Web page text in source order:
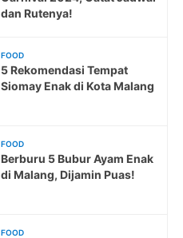
dan Rutenya!
FOOD
5 Rekomendasi Tempat
Siomay Enak di Kota Malang
FOOD
Berburu 5 Bubur Ayam Enak
di Malang, Dijamin Puas!
FOOD